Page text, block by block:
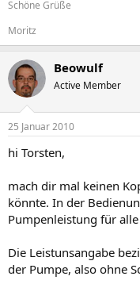
Schöne Grüße
Moritz
Beowulf
Active Member
25 Januar 2010
hi Torsten,
mach dir mal keinen
könnte. In der
Pumpenleistung für
Die Leistunsangabe
der Pumpe, also ohne